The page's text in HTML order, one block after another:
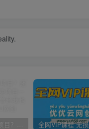
你还在到处找项目？还在当韭菜？我靠卖项目一个月收入5万+，曾经我也是个失败者。